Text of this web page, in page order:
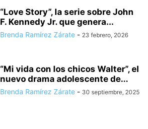
“Love Story”, la serie sobre John
F. Kennedy Jr. que genera...
Brenda Ramírez Zárate - 23 febrero, 2026
“Mi vida con los chicos Walter”, el
nuevo drama adolescente de...
Brenda Ramírez Zárate - 30 septiembre, 2025